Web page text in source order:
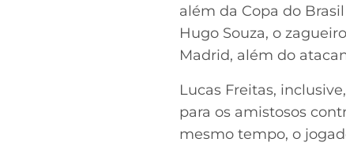
além da Copa do
Hugo Souza, o
Madrid, além do
Lucas Freitas,
para os amistosos
mesmo tempo, o